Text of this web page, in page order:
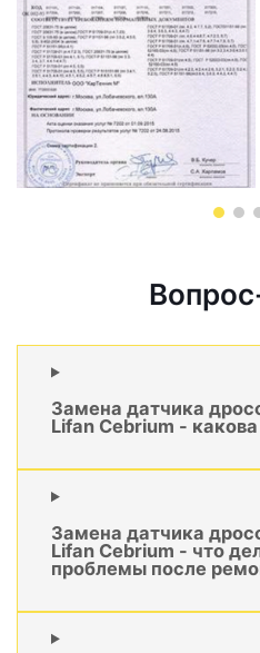
Замена датчика
Lifan Cebrium -
Замена датчика
Lifan Cebrium - что
проблемы после